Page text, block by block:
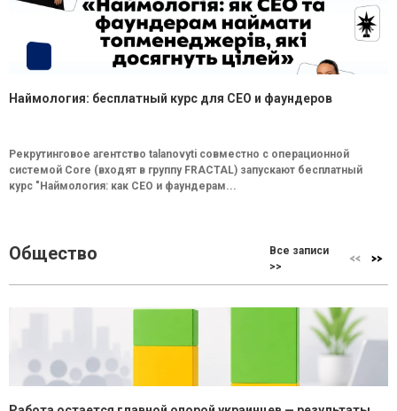
Наймология: бесплатный курс для CEO и фаундеров
Рекрутинговое агентство talanovyti совместно с операционной
системой Core (входят в группу FRACTAL) запускают бесплатный
курс "Наймология: как СEO и фаундерам...
Общество
Все записи
>>